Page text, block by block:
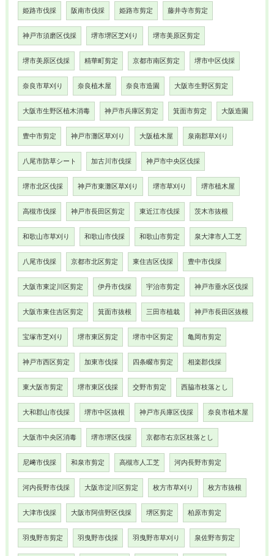
姫路市伐採 阪南市伐採 姫路市剪定 藤井寺市剪定
神戸市須磨区伐採 堺市堺区芝刈り 堺市美原区剪定
堺市美原区伐採 精華町剪定 京都市南区剪定 堺市中区伐採
奈良市草刈り 奈良植木屋 奈良市造園 大阪市生野区剪定
大阪市生野区植木消毒 神戸市兵庫区剪定 箕面市剪定 大阪造園
豊中市剪定 神戸市灘区草刈り 大阪植木屋 泉南郡草刈り
八尾市防草シート 加古川市伐採 神戸市中央区伐採
堺市北区伐採 神戸市東灘区草刈り 堺市草刈り 堺市植木屋
高槻市伐採 神戸市長田区剪定 東近江市伐採 茨木市抜根
和歌山市草刈り 和歌山市伐採 和歌山市剪定 泉大津市人工芝
八尾市伐採 京都市北区剪定 東住吉区伐採 豊中市伐採
大阪市東淀川区剪定 伊丹市伐採 宇治市剪定 神戸市垂水区伐採
大阪市東住吉区剪定 箕面市抜根 三田市植栽 神戸市長田区抜根
宝塚市芝刈り 堺市東区剪定 堺市中区剪定 亀岡市剪定
神戸市西区剪定 加東市伐採 四条畷市剪定 相楽郡伐採
東大阪市剪定 堺市東区伐採 交野市剪定 西脇市枝落とし
大和郡山市伐採 堺市中区抜根 神戸市兵庫区伐採 奈良市植木屋
大阪市中央区消毒 堺市堺区伐採 京都市右京区枝落とし
尼﨑市伐採 和泉市剪定 高槻市人工芝 河内長野市剪定
河内長野市伐採 大阪市淀川区剪定 枚方市草刈り 枚方市抜根
大津市伐採 大阪市阿倍野区伐採 堺区剪定 柏原市剪定
羽曳野市剪定 羽曳野市伐採 羽曳野市草刈り 泉佐野市剪定